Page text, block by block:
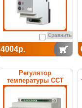
Сравнить
4004р.
Регулятор
температуры ССТ
РТ-220 электронный